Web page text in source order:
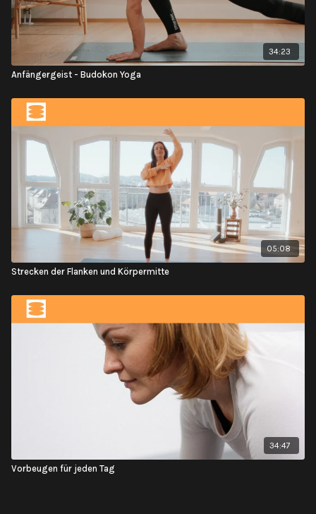
34:23
Anfängergeist - Budokon Yoga
05:08
Strecken der Flanken und Körpermitte
34:47
Vorbeugen für jeden Tag